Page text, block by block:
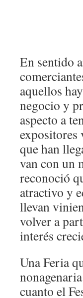
En sentido
aquellos
negocio y
aspecto a
expositores
que han
van con un
reconoció
atractivo y
llevan
volver a
interés
Una Feria
cuanto el